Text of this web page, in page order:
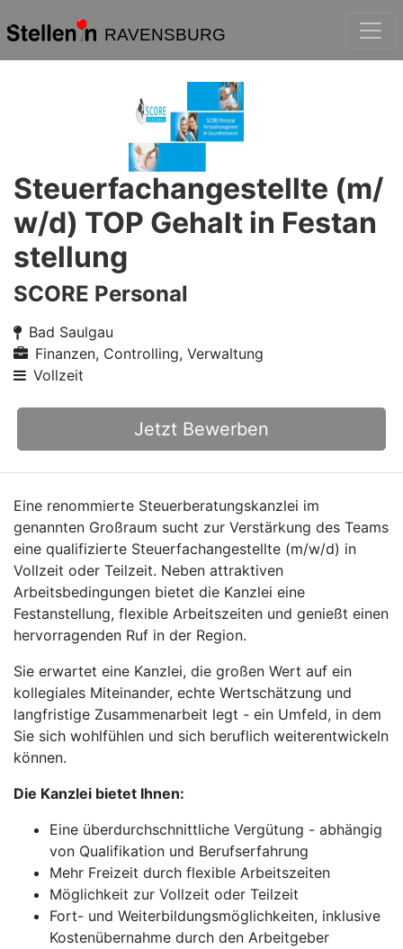
RAVENSBURG
Steuerfachangestellte (m/
w/d) TOP Gehalt in Festan
stellung
SCORE Personal
Bad Saulgau
Finanzen, Controlling, Verwaltung
Vollzeit
Jetzt Bewerben
Eine renommierte Steuerberatungskanzlei im
genannten Großraum sucht zur Verstärkung des Teams
eine qualifizierte Steuerfachangestellte (m/w/d) in
Vollzeit oder Teilzeit. Neben attraktiven
Arbeitsbedingungen bietet die Kanzlei eine
Festanstellung, flexible Arbeitszeiten und genießt einen
hervorragenden Ruf in der Region.
Sie erwartet eine Kanzlei, die großen Wert auf ein
kollegiales Miteinander, echte Wertschätzung und
langfristige Zusammenarbeit legt - ein Umfeld, in dem
Sie sich wohlfühlen und sich beruflich weiterentwickeln
können.
Die Kanzlei bietet Ihnen:
Eine überdurchschnittliche Vergütung - abhängig
von Qualifikation und Berufserfahrung
Mehr Freizeit durch flexible Arbeitszeiten
Möglichkeit zur Vollzeit oder Teilzeit
Fort- und Weiterbildungsmöglichkeiten, inklusive
Kostenübernahme durch den Arbeitgeber